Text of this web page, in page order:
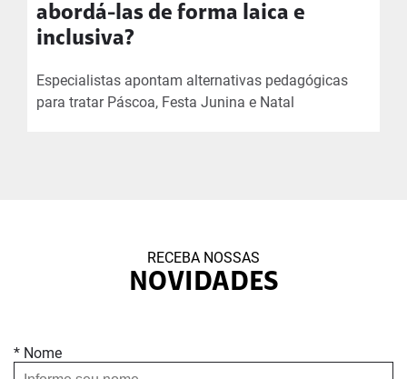
abordá-las de forma laica e
inclusiva?
Especialistas apontam alternativas pedagógicas
para tratar Páscoa, Festa Junina e Natal
RECEBA NOSSAS
NOVIDADES
* Nome